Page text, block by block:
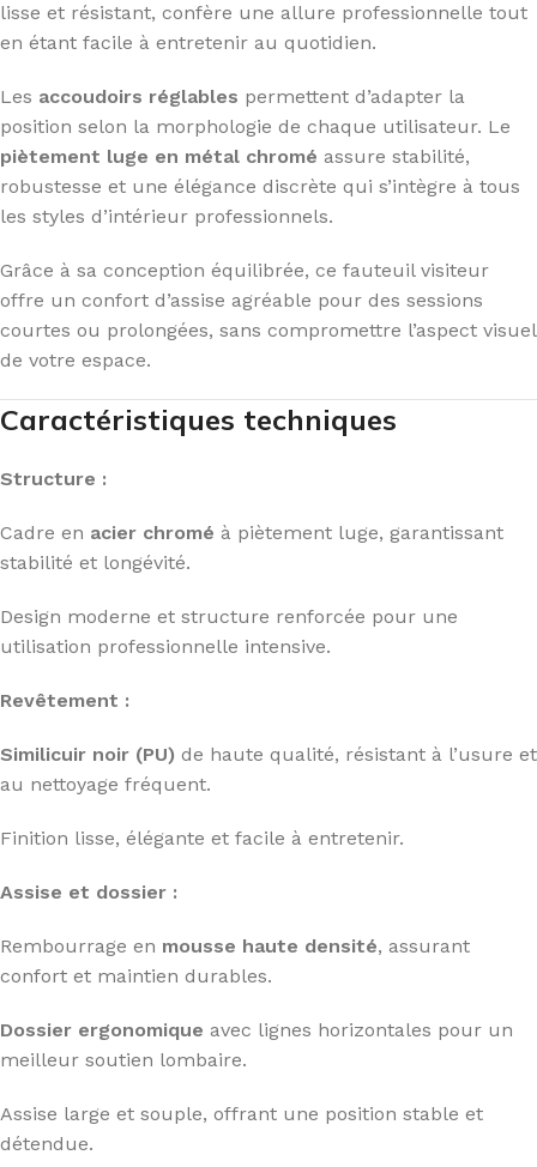
lisse et résistant, confère une allure professionnelle tout
en étant facile à entretenir au quotidien.
Les accoudoirs réglables permettent d’adapter la
position selon la morphologie de chaque utilisateur. Le
piètement luge en métal chromé assure stabilité,
robustesse et une élégance discrète qui s’intègre à tous
les styles d’intérieur professionnels.
Grâce à sa conception équilibrée, ce fauteuil visiteur
offre un confort d’assise agréable pour des sessions
courtes ou prolongées, sans compromettre l’aspect visuel
de votre espace.
Caractéristiques techniques
Structure :
Cadre en acier chromé à piètement luge, garantissant
stabilité et longévité.
Design moderne et structure renforcée pour une
utilisation professionnelle intensive.
Revêtement :
Similicuir noir (PU) de haute qualité, résistant à l’usure et
au nettoyage fréquent.
Finition lisse, élégante et facile à entretenir.
Assise et dossier :
Rembourrage en mousse haute densité, assurant
confort et maintien durables.
Dossier ergonomique avec lignes horizontales pour un
meilleur soutien lombaire.
Assise large et souple, offrant une position stable et
détendue.